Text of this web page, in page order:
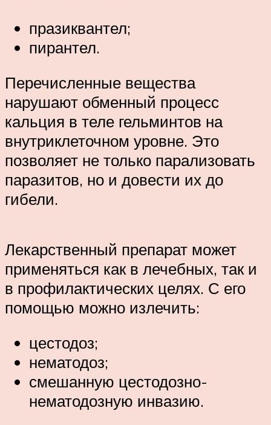
празиквантел;
пирантел.
Перечисленные вещества
нарушают обменный процесс
кальция в теле гельминтов на
внутриклеточном уровне. Это
позволяет не только парализовать
паразитов, но и довести их до
гибели.
Лекарственный препарат может
применяться как в лечебных, так и
в профилактических целях. С его
помощью можно излечить:
цестодоз;
нематодоз;
смешанную цестодозно-
нематодозную инвазию.